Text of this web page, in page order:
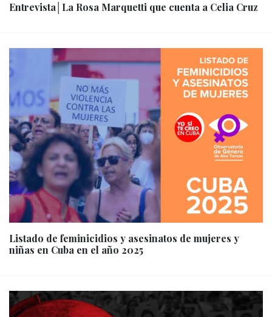
Entrevista│La Rosa Marquetti que cuenta a Celia Cruz
Listado de feminicidios y asesinatos de mujeres y
niñas en Cuba en el año 2025